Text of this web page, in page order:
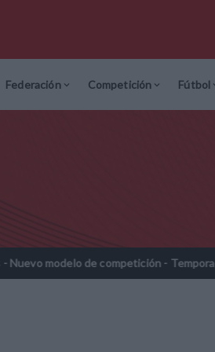
Federación Competición Fútbol
- Temporada 2026-2027 //